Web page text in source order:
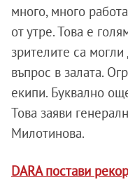
много, много
от утре. Това е
зрителите са
въпрос в залата.
екипи. Буквално
Това заяви
Милотинова.
DARA постави